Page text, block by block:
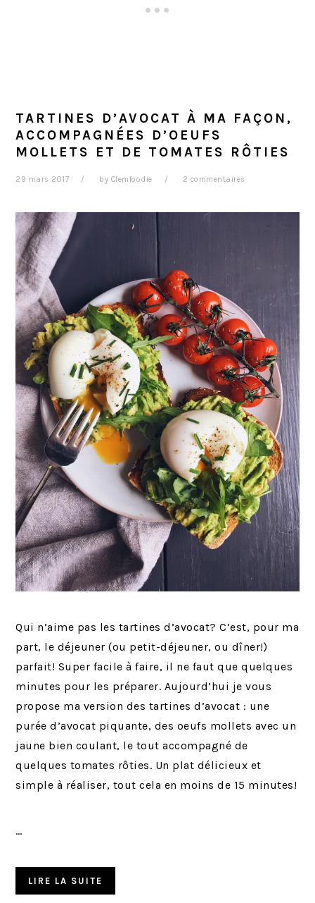
TARTINES D’AVOCAT À MA FAÇON,
ACCOMPAGNÉES D’OEUFS
MOLLETS ET DE TOMATES RÔTIES
29 mars 2017 by Clemfoodie 2 commentaires
Qui n’aime pas les tartines d’avocat? C’est, pour ma
part, le déjeuner (ou petit-déjeuner, ou dîner!)
parfait! Super facile à faire, il ne faut que quelques
minutes pour les préparer. Aujourd’hui je vous
propose ma version des tartines d’avocat : une
purée d’avocat piquante, des oeufs mollets avec un
jaune bien coulant, le tout accompagné de
quelques tomates rôties. Un plat délicieux et
simple à réaliser, tout cela en moins de 15 minutes!
…
LIRE LA SUITE